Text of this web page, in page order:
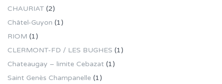
CHAURIAT (2)
Châtel-Guyon (1)
RIOM (1)
CLERMONT-FD / LES BUGHES (1)
Chateaugay – limite Cebazat (1)
Saint Genès Champanelle (1)